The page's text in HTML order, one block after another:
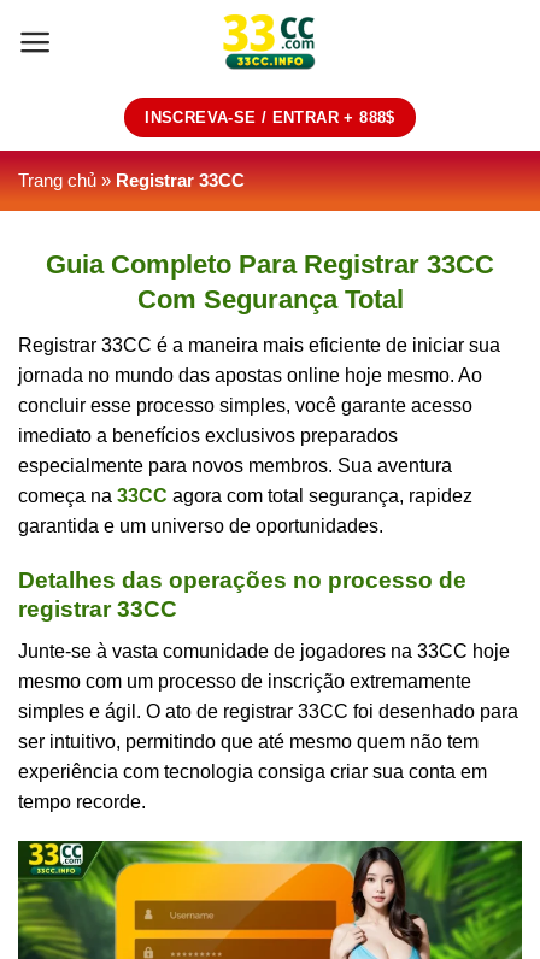
INSCREVA-SE / ENTRAR + 888$
Trang chủ » Registrar 33CC
Guia Completo Para Registrar 33CC
Com Segurança Total
Registrar 33CC é a maneira mais eficiente de iniciar sua
jornada no mundo das apostas online hoje mesmo. Ao
concluir esse processo simples, você garante acesso
imediato a benefícios exclusivos preparados
especialmente para novos membros. Sua aventura
começa na 33CC agora com total segurança, rapidez
garantida e um universo de oportunidades.
Detalhes das operações no processo de
registrar 33CC
Junte-se à vasta comunidade de jogadores na 33CC hoje
mesmo com um processo de inscrição extremamente
simples e ágil. O ato de registrar 33CC foi desenhado para
ser intuitivo, permitindo que até mesmo quem não tem
experiência com tecnologia consiga criar sua conta em
tempo recorde.